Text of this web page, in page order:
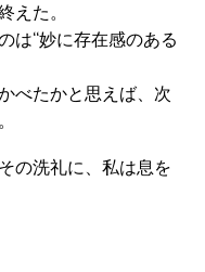
えた。
は“妙に存在感のある
べたかと思えば、次
の洗礼に、私は息を